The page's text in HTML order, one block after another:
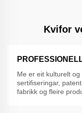
Kvifor
Me er eit kulturelt
sertifiseringar,
fabrikk og fleire